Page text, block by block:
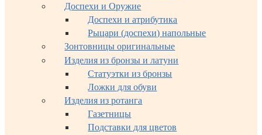
Доспехи и Оружие
Доспехи и атрибутика
Рыцари (доспехи) напольные
Зонтовницы оригинальные
Изделия из бронзы и латуни
Статуэтки из бронзы
Ложки для обуви
Изделия из ротанга
Газетницы
Подставки для цветов